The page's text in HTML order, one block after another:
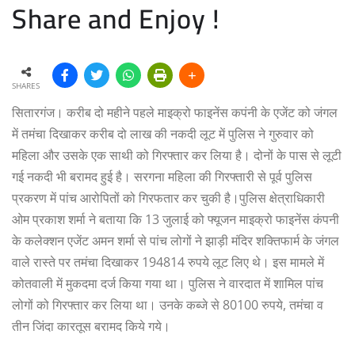
Share and Enjoy !
SHARES
सितारगंज। करीब दो महीने पहले माइक्रो फाइनेंस कपंनी के एजेंट को जंगल
में तमंचा दिखाकर करीब दो लाख की नकदी लूट में पुलिस ने गुरुवार को
महिला और उसके एक साथी को गिरफ्तार कर लिया है। दोनों के पास से लूटी
गई नकदी भी बरामद हुई है। सरगना महिला की गिरफ्तारी से पूर्व पुलिस
प्रकरण में पांच आरोपितों को गिरफतार कर चुकी है।पुलिस क्षेत्राधिकारी
ओम प्रकाश शर्मा ने बताया कि 13 जुलाई को फ्यूजन माइक्रो फाइनेंस कंपनी
के कलेक्शन एजेंट अमन शर्मा से पांच लोगों ने झाड़ी मंदिर शक्तिफार्म के जंगल
वाले रास्ते पर तमंचा दिखाकर 194814 रुपये लूट लिए थे। इस मामले में
कोतवाली में मुकदमा दर्ज किया गया था। पुलिस ने वारदात में शामिल पांच
लोगों को गिरफ्तार कर लिया था। उनके कब्जे से 80100 रुपये, तमंचा व
तीन जिंदा कारतूस बरामद किये गये।